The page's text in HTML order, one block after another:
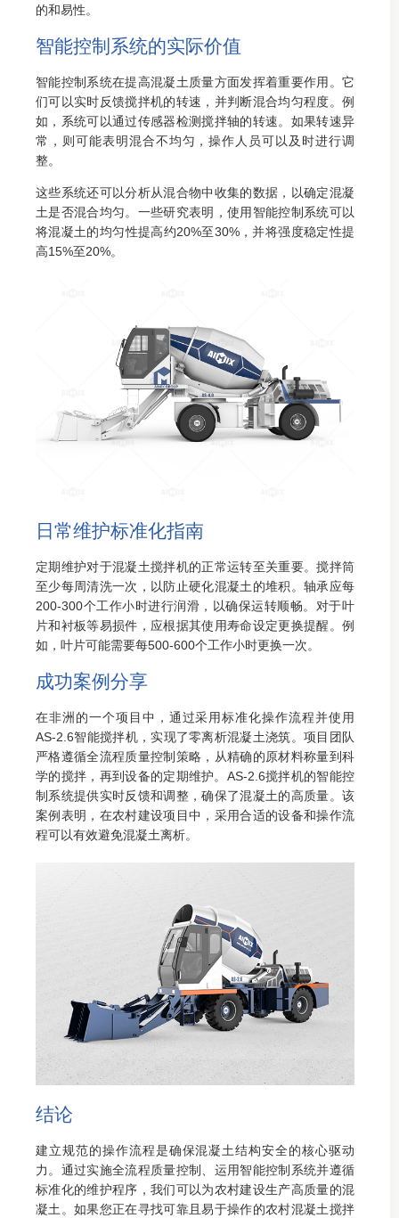
的和易性。
智能控制系统的实际价值
智能控制系统在提高混凝土质量方面发挥着重要作用。它
们可以实时反馈搅拌机的转速，并判断混合均匀程度。例
如，系统可以通过传感器检测搅拌轴的转速。如果转速异
常，则可能表明混合不均匀，操作人员可以及时进行调
整。
这些系统还可以分析从混合物中收集的数据，以确定混凝
土是否混合均匀。一些研究表明，使用智能控制系统可以
将混凝土的均匀性提高约20%至30%，并将强度稳定性提
高15%至20%。
日常维护标准化指南
定期维护对于混凝土搅拌机的正常运转至关重要。搅拌筒
至少每周清洗一次，以防止硬化混凝土的堆积。轴承应每
200-300个工作小时进行润滑，以确保运转顺畅。对于叶
片和衬板等易损件，应根据其使用寿命设定更换提醒。例
如，叶片可能需要每500-600个工作小时更换一次。
成功案例分享
在非洲的一个项目中，通过采用标准化操作流程并使用
AS-2.6智能搅拌机，实现了零离析混凝土浇筑。项目团队
严格遵循全流程质量控制策略，从精确的原材料称量到科
学的搅拌，再到设备的定期维护。AS-2.6搅拌机的智能控
制系统提供实时反馈和调整，确保了混凝土的高质量。该
案例表明，在农村建设项目中，采用合适的设备和操作流
程可以有效避免混凝土离析。
结论
建立规范的操作流程是确保混凝土结构安全的核心驱动
力。通过实施全流程质量控制、运用智能控制系统并遵循
标准化的维护程序，我们可以为农村建设生产高质量的混
凝土。如果您正在寻找可靠且易于操作的农村混凝土搅拌